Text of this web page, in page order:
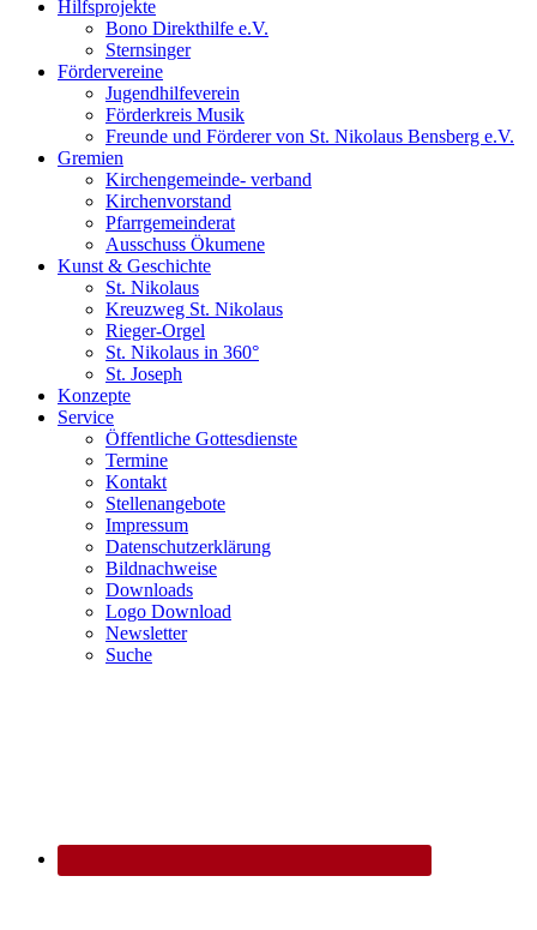
Hilfsprojekte
Bono Direkthilfe e.V.
Sternsinger
Fördervereine
Jugendhilfeverein
Förderkreis Musik
Freunde und Förderer von St. Nikolaus Bensberg e.V.
Gremien
Kirchengemeinde- verband
Kirchenvorstand
Pfarrgemeinderat
Ausschuss Ökumene
Kunst & Geschichte
St. Nikolaus
Kreuzweg St. Nikolaus
Rieger-Orgel
St. Nikolaus in 360°
St. Joseph
Konzepte
Service
Öffentliche Gottesdienste
Termine
Kontakt
Stellenangebote
Impressum
Datenschutzerklärung
Bildnachweise
Downloads
Logo Download
Newsletter
Suche